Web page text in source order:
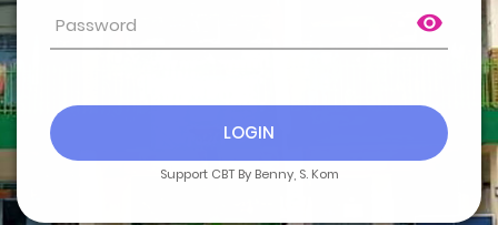
LOGIN
Support CBT By Benny, S. Kom